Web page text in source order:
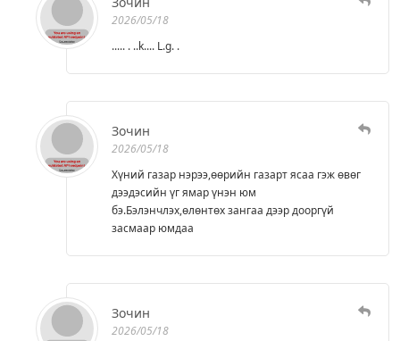
2026/05/18
..... . ..k.... L.g. .
Зочин
2026/05/18
Хүний газар нэрээ,өөрийн газарт ясаа гэж өвөг
дээдэсийн үг ямар үнэн юм
бэ.Бэлэнчлэх,өлөнтөх зангаа дээр дооргүй
засмаар юмдаа
Зочин
2026/05/18